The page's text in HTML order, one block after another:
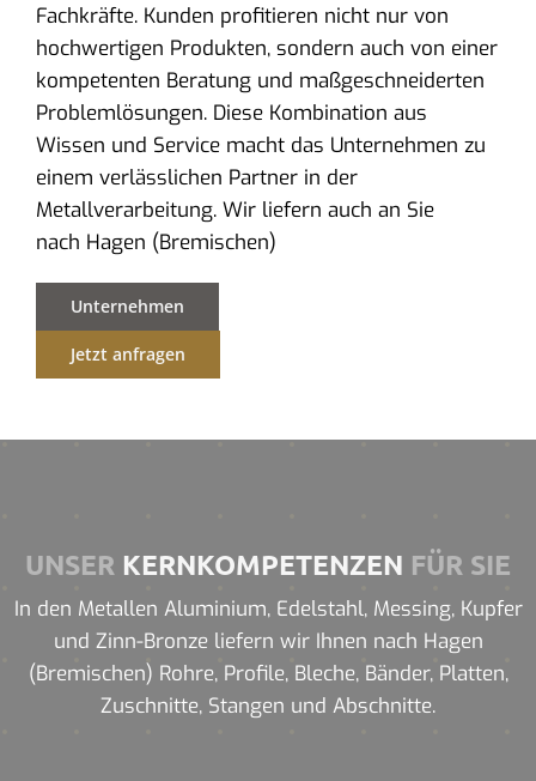
Fachkräfte. Kunden profitieren nicht nur von
hochwertigen Produkten, sondern auch von einer
kompetenten Beratung und maßgeschneiderten
Problemlösungen. Diese Kombination aus
Wissen und Service macht das Unternehmen zu
einem verlässlichen Partner in der
Metallverarbeitung. Wir liefern auch an Sie
nach Hagen (Bremischen)
Unternehmen
Jetzt anfragen
UNSER KERNKOMPETENZEN FÜR SIE
In den Metallen Aluminium, Edelstahl, Messing, Kupfer
und Zinn-Bronze liefern wir Ihnen nach Hagen
(Bremischen) Rohre, Profile, Bleche, Bänder, Platten,
Zuschnitte, Stangen und Abschnitte.